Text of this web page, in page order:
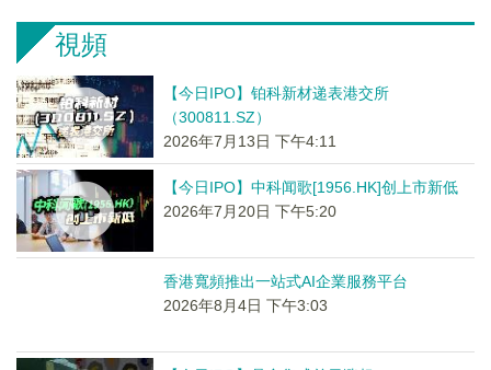
視頻
【今日IPO】铂科新材递表港交所
（300811.SZ）
2026年7月13日 下午4:11
【今日IPO】中科闻歌[1956.HK]创上市新低
2026年7月20日 下午5:20
香港寬頻推出一站式AI企業服務平台
2026年8月4日 下午3:03